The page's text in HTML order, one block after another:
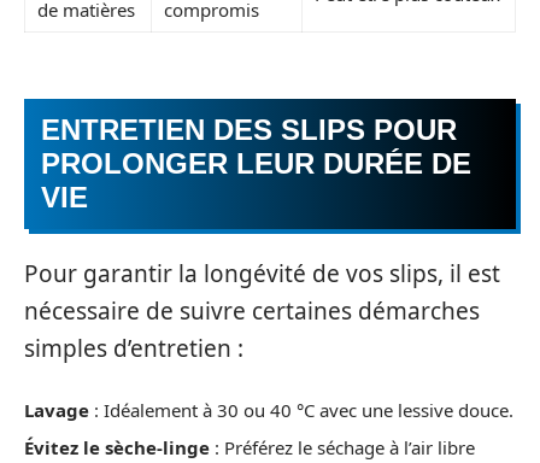
de matières compromis
ENTRETIEN DES SLIPS POUR
PROLONGER LEUR DURÉE DE
VIE
Pour garantir la longévité de vos slips, il est
nécessaire de suivre certaines démarches
simples d’entretien :
Lavage : Idéalement à 30 ou 40 °C avec une lessive douce.
Évitez le sèche-linge : Préférez le séchage à l’air libre